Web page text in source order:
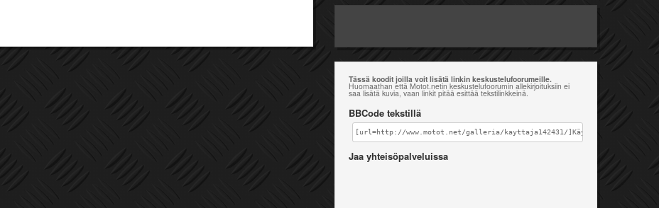
Tässä koodit joilla voit lisätä linkin keskustelufoorumeille.
Huomaathan että Motot.netin keskustelufoorumin allekirjoituksiin ei
saa lisätä kuvia, vaan linkit pitää esittää tekstilinkkeinä.
BBCode tekstillä
[url=http://www.motot.net/galleria/kayttaja142431/]Käyttäjän asomi
Jaa yhteisöpalveluissa